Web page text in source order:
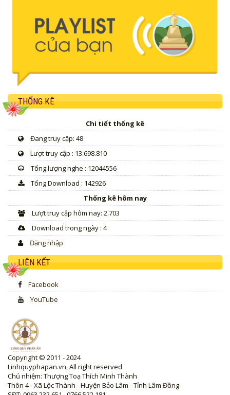
THỐNG KÊ
Chi tiết thống kê
Đang truy cập: 48
Lượt truy cập : 13.698.810
Tổng lượng nghe : 12044556
Tổng Download : 142926
Thống kê hôm nay
Lượt truy cập hôm nay: 2.703
Download trong ngày : 4
Đăng nhập
LIÊN KẾT
Facebook
YouTube
Copyright © 2011 - 2024
Linhquyphapan.vn, All right reserved
Chủ nhiệm: Thượng Toạ Thích Minh Thành
Thôn 4 - Xã Lộc Thành - Huyện Bảo Lâm - Tỉnh Lâm Đồng